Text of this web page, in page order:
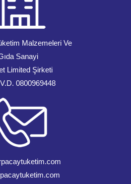
Malzemeleri Ve
Sanayi
Limited Şirketi
0800969448